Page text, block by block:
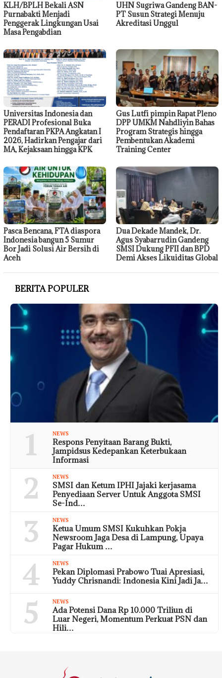
KLH/BPLH Bekali ASN
Purnabakti Menjadi
Penggerak Lingkungan Usai
Masa Pengabdian
UHN Sugriwa Gandeng BAN-
PT Susun Strategi Menuju
Akreditasi Unggul
Universitas Indonesia dan
PERADI Profesional Buka
Pendaftaran PKPA Angkatan I
2026, Hadirkan Pengajar dari
MA, Kejaksaan hingga KPK
Gus Lutfi pimpin Rapat Pleno
DPP UMKM Nahdliyin Bahas
Program Strategis hingga
Pembentukan Akademi
Training Center
Pasca Bencana, FTA diaspora
Indonesia bangun 5 Sumur
Bor Jadi Solusi Air Bersih di
Aceh
Dua Dekade Mandek, Dr.
Agus Syabarrudin Gandeng
SMSI Dukung PFII dan BPD
Demi Akses Likuiditas Global
BERITA POPULER
1 NEWS
Respons Penyitaan Barang Bukti,
Jampidsus Kedepankan Keterbukaan
Informasi
2 NEWS
SMSI dan Ketum IPHI Jajaki kerjasama
Penyediaan Server Untuk Anggota SMSI
Se-Ind…
3 NEWS
Ketua Umum SMSI Kukuhkan Pokja
Newsroom Jaga Desa di Lampung, Upaya
Pagar Hukum …
4 NEWS
Pekan Diplomasi Prabowo Tuai Apresiasi,
Yuddy Chrisnandi: Indonesia Kini Jadi Ja…
5 NEWS
Ada Potensi Dana Rp 10.000 Triliun di
Luar Negeri, Momentum Perkuat PSN dan
Hili…